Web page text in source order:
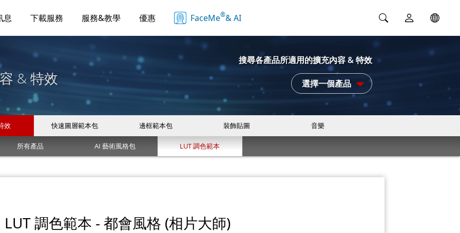
息 下載服務 服務&教學 優惠 FaceMe®& AI
& 特效
搜尋各產品所適用的擴充內容 & 特效
選擇一個產品
效 快速圖層範本包 邊框範本包 裝飾貼圖 音樂
所有產品 AI 藝術風格包 LUT 調色範本
LUT 調色範本 - 都會風格 (相片大師)